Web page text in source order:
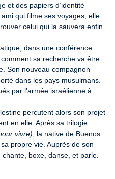
et des papiers d’identité
qui filme ses voyages, elle
celui qui la sauvera enfin
dans une conférence
sa recherche va être
Son nouveau compagnon
dans les pays musulmans.
par l’armée israélienne à
percutent alors son projet
vivre) , la native de Buenos
propre vie. Auprès de son
boxe, danse, et parle.